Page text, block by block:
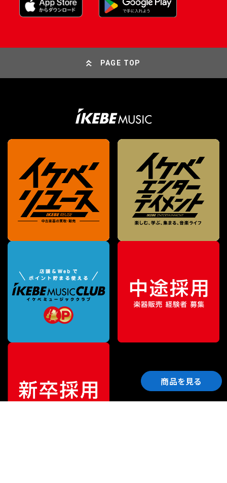
商品を見る
PAGE TOP